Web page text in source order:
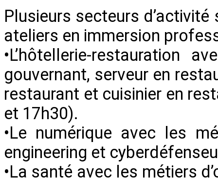
Plusieurs secteurs
ateliers en immersion
•L’hôtellerie-restauration
gouvernant, serveur en
restaurant et cuisinier en
et 17h30).
•Le numérique avec les
engineering et
•La santé avec les métiers